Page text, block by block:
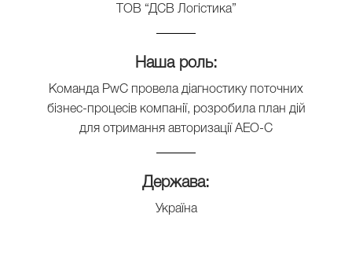
ТОВ “ДСВ Логістика”
Наша роль:
Команда PwC провела діагностику поточних
бізнес-процесів компанії, розробила план дій
для отримання авторизації АЕО-С
Держава:
Україна